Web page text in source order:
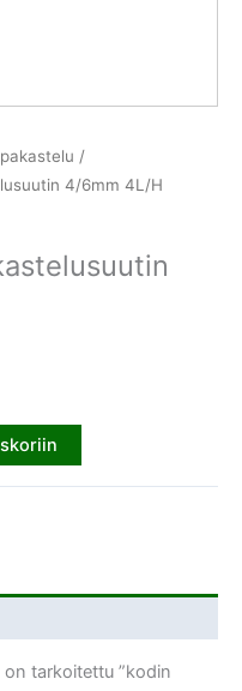
/
4/6mm 4L/H
tarkoitettu ”kodin